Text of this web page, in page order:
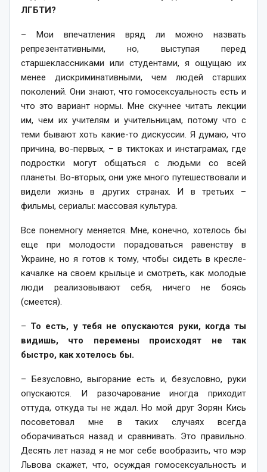
ЛГБТИ?
– Мои впечатления вряд ли можно назвать
репрезентативными, но, выступая перед
старшеклассниками или студентами, я ощущаю их
менее дискриминативными, чем людей старших
поколений. Они знают, что гомосексуальность есть и
что это вариант нормы. Мне скучнее читать лекции
им, чем их учителям и учительницам, потому что с
теми бывают хоть какие-то дискуссии. Я думаю, что
причина, во-первых, – в тиктоках и инстаграмах, где
подростки могут общаться с людьми со всей
планеты. Во-вторых, они уже много путешествовали и
видели жизнь в других странах. И в третьих –
фильмы, сериалы: массовая культура.
Все понемногу меняется. Мне, конечно, хотелось бы
еще при молодости порадоваться равенству в
Украине, но я готов к тому, чтобы сидеть в кресле-
качалке на своем крыльце и смотреть, как молодые
люди реализовывают себя, ничего не боясь
(смеется).
– То есть, у тебя не опускаются руки, когда ты
видишь, что перемены происходят не так
быстро, как хотелось бы.
– Безусловно, выгорание есть и, безусловно, руки
опускаются. И разочарование иногда приходит
оттуда, откуда ты не ждал. Но мой друг Зорян Кись
посоветовал мне в таких случаях всегда
оборачиваться назад и сравнивать. Это правильно.
Десять лет назад я не мог себе вообразить, что мэр
Львова скажет, что, осуждая гомосексуальность и